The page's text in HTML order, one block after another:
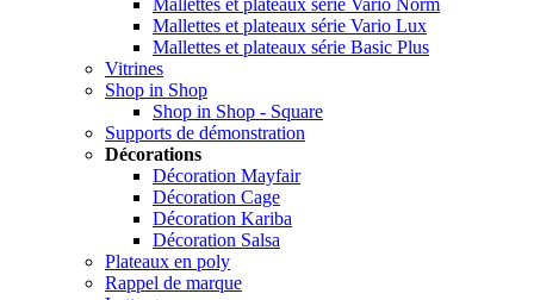
Mallettes et plateaux série Vario Norm
Mallettes et plateaux série Vario Lux
Mallettes et plateaux série Basic Plus
Vitrines
Shop in Shop
Shop in Shop - Square
Supports de démonstration
Décorations
Décoration Mayfair
Décoration Cage
Décoration Kariba
Décoration Salsa
Plateaux en poly
Rappel de marque